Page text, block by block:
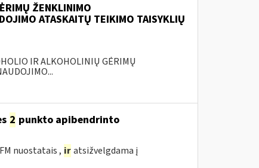
ŽENKLINIMO
ATASKAITŲ TEIKIMO TAISYKLIŲ
IR ALKOHOLINIŲ GĖRIMŲ
2 punkto apibendrinto
nuostatais , ir atsižvelgdama į